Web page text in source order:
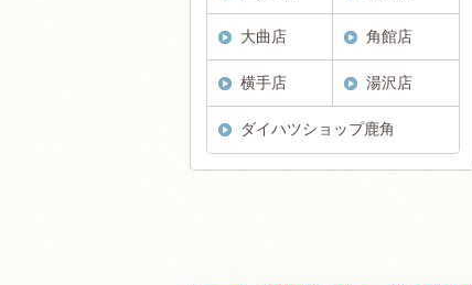
大曲店 角館店
横手店 湯沢店
ダイハツショップ鹿角